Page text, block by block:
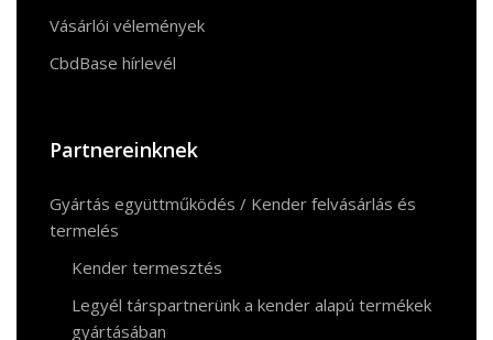
Vásárlói vélemények
CbdBase hírlevél
Partnereinknek
Gyártás együttműködés / Kender felvásárlás és
termelés
Kender termesztés
Legyél társpartnerünk a kender alapú termékek
gyártásában